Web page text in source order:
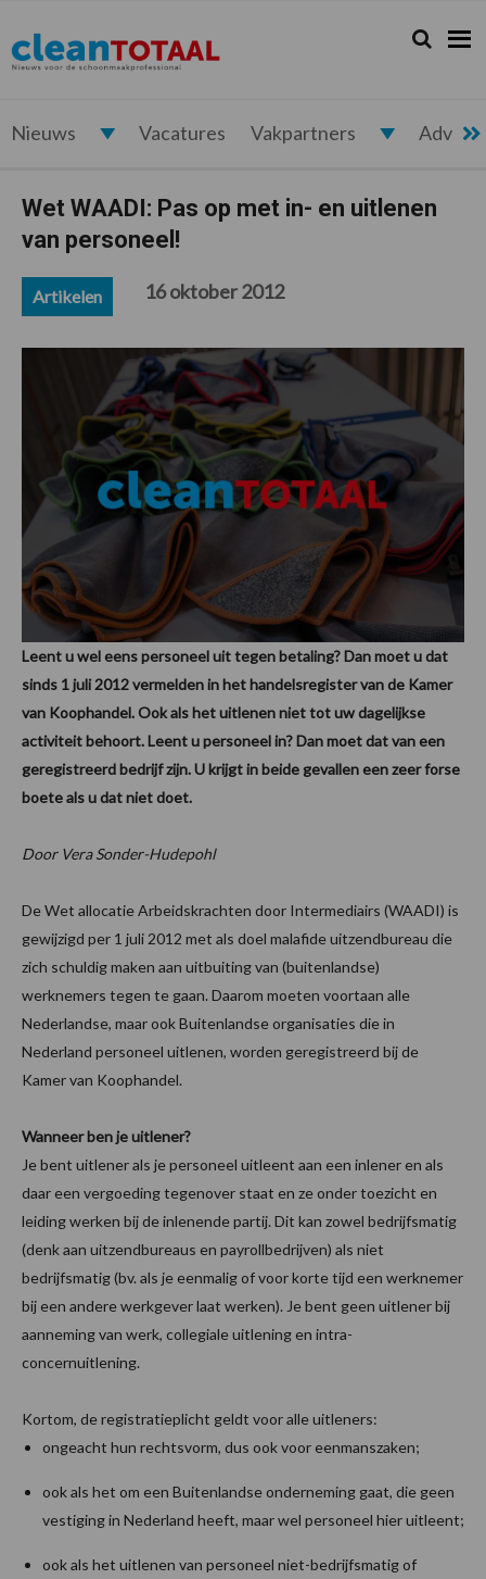
de
hoofdnavigatie
de
hoofd
de
eerste
de
voettekst
Cleantotaal.nl
Het
laatste
voor
schoonmaak
Zoeken...
Zoek
Nieuws Vacatures Vakpartners
Wet WAADI: Pas op met in- en uitlenen
van personeel!
Artikelen 16 oktober 2012
Leent u wel eens personeel uit tegen betaling? Dan moet u dat
sinds 1 juli 2012 vermelden in het handelsregister van de Kamer
van Koophandel. Ook als het uitlenen niet tot uw dagelijkse
activiteit behoort. Leent u personeel in? Dan moet dat van een
geregistreerd bedrijf zijn. U krijgt in beide gevallen een zeer forse
boete als u dat niet doet.
Door Vera Sonder-Hudepohl
De Wet allocatie Arbeidskrachten door Intermediairs (WAADI) is
gewijzigd per 1 juli 2012 met als doel malafide uitzendbureau die
zich schuldig maken aan uitbuiting van (buitenlandse)
werknemers tegen te gaan. Daarom moeten voortaan alle
Nederlandse, maar ook Buitenlandse organisaties die in
Nederland personeel uitlenen, worden geregistreerd bij de
Kamer van Koophandel.
Wanneer ben je uitlener?
Je bent uitlener als je personeel uitleent aan een inlener en als
daar een vergoeding tegenover staat en ze onder toezicht en
leiding werken bij de inlenende partij. Dit kan zowel bedrijfsmatig
(denk aan uitzendbureaus en payrollbedrijven) als niet
bedrijfsmatig (bv. als je eenmalig of voor korte tijd een werknemer
bij een andere werkgever laat werken). Je bent geen uitlener bij
aanneming van werk, collegiale uitlening en intra-
concernuitlening.
Kortom, de registratieplicht geldt voor alle uitleners:
ongeacht hun rechtsvorm, dus ook voor eenmanszaken;
ook als het om een Buitenlandse onderneming gaat, die geen
vestiging in Nederland heeft, maar wel personeel hier uitleent;
ook als het uitlenen van personeel niet-bedrijfsmatig of